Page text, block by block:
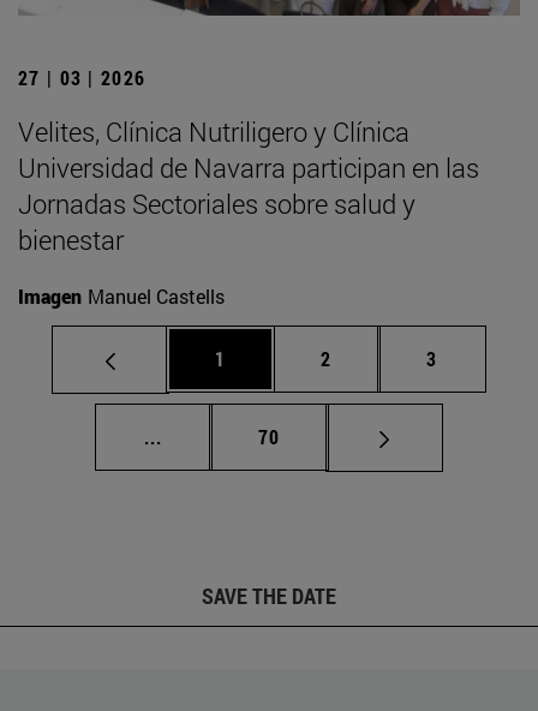
27 | 03 | 2026
Velites, Clínica Nutriligero y Clínica
Universidad de Navarra participan en las
Jornadas Sectoriales sobre salud y
bienestar
Imagen Manuel Castells
Página
1 Página
2 Página
3
... Páginas intermedias Use TAB para
Página
70
SAVE THE DATE